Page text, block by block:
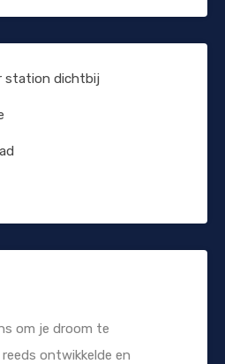
station dichtbij
om je droom te
ontwikkelde en